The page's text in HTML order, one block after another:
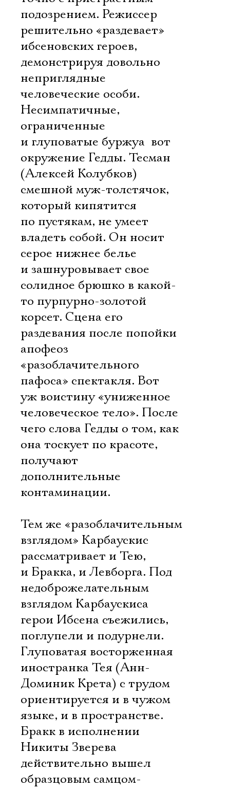
подозрением. Режиссер
решительно «раздевает»
ибсеновских героев,
демонстрируя довольно
неприглядные
человеческие особи.
Несимпатичные,
ограниченные
и глуповатые буржуа  вот
окружение Гедды. Тесман
(Алексей Колубков) 
смешной муж-толстячок,
который кипятится
по пустякам, не умеет
владеть собой. Он носит
серое нижнее белье
и зашнуровывает свое
солидное брюшко в какой-
то пурпурно-золотой
корсет. Сцена его
раздевания после попойки 
апофеоз
«разоблачительного
пафоса» спектакля. Вот
уж воистину «униженное
человеческое тело». После
чего слова Гедды о том, как
она тоскует по красоте,
получают
дополнительные
контаминации.
Тем же «разоблачительным
взглядом» Карбаускис
рассматривает и Тею,
и Бракка, и Левборга. Под
недоброжелательным
взглядом Карбаускиса
герои Ибсена съежились,
поглупели и подурнели.
Глуповатая восторженная
иностранка Тея (Анн-
Доминик Крета) с трудом
ориентируется и в чужом
языке, и в пространстве.
Бракк в исполнении
Никиты Зверева
действительно вышел
образцовым самцом-